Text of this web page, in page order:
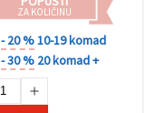
ZA KOLIČINU
- 20 %10-19 komad
- 30 % 20 komad +